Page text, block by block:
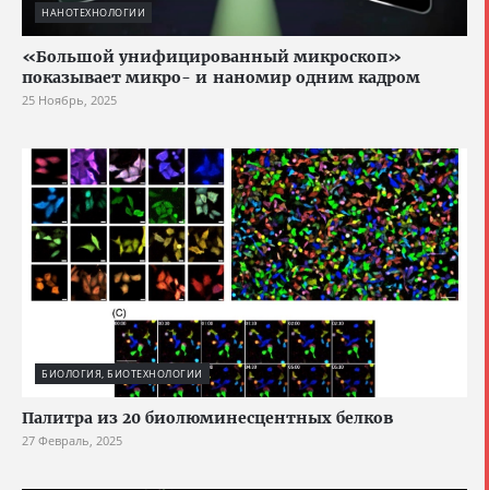
НАНОТЕХНОЛОГИИ
«Большой унифицированный микроскоп»
показывает микро- и наномир одним кадром
25 Ноябрь, 2025
БИОЛОГИЯ, БИОТЕХНОЛОГИИ
Палитра из 20 биолюминесцентных белков
27 Февраль, 2025